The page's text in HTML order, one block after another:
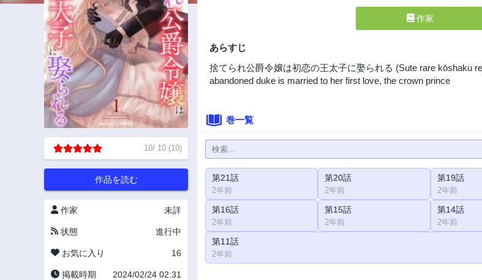
10/ 10 (10)
作品を読む
作家 未詳
状態 進行中
お気に入り 16
掲載時期 2024/02/24 02:31
作家
あらすじ
捨てられ公爵令嬢は初恋の王太子に娶られる (Sute rare kōshaku
abandoned duke is married to her first love, the crown prince
巻一覧
第21話
2年前
第20話
2年前
第19話
2年前
第16話
2年前
第15話
2年前
第14話
2年前
第11話
2年前